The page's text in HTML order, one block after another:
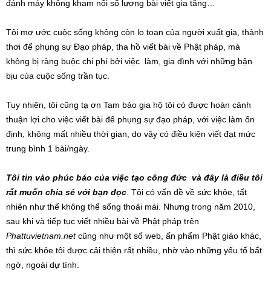
đánh máy không kham nổi số lượng bài viết gia tăng…
Tôi mơ ước cuộc sống không còn lo toan của người xuất gia, thảnh
thơi để phụng sự Đạo pháp, tha hồ viết bài về Phật pháp, mà
không bị ràng buộc chi phí bởi việc làm, gia đình với những bận
bịu của cuộc sống trần tục.
Tuy nhiên, tôi cũng tạ ơn Tam bảo gia hộ tôi có được hoàn cảnh
thuận lợi cho việc viết bài để phụng sự đạo pháp, với việc làm ổn
định, không mất nhiều thời gian, do vậy có điều kiện viết đạt mức
trung bình 1 bài/ngày.
Tôi tin vào phúc báo của việc tạo công đức và đây là điều tôi
rất muốn chia sẻ với bạn đọc . Tôi có vấn đề về sức khỏe, tất
nhiên như thế không thể sống thoải mái. Nhưng trong năm 2010,
sau khi và tiếp tục viết nhiều bài về Phật pháp trên
Phattuvietnam.netcũng như một số web, ấn phẩm Phật giáo khác,
thì sức khỏe tôi được cải thiện rất nhiều, nhờ vào những yếu tố bất
ngờ, ngoài dự tính.